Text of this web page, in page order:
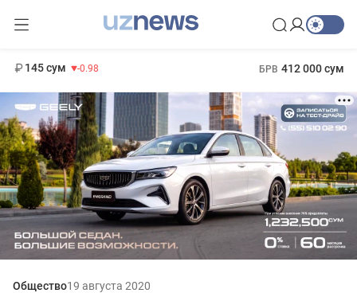
145 сум -0.98 БРВ 412 000 сум
Общество19 августа 2020